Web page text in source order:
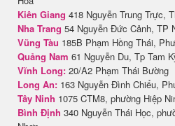
Kiên Giang 418 Nguyễn Trung Trực,
Nha Trang 54 Nguyễn Đức Cảnh, TP
Vũng Tàu 185B Phạm Hồng Thái,
Quảng Nam 61 Nguyễn Du, Tp Tam
Vĩnh Long: 20/A2 Phạm Thái Bường
Long An: 163 Nguyễn Đình Chiểu,
Tây Ninh 1075 CTM8, phường Hiệp
Bình Định 340 Nguyễn Thái Học,